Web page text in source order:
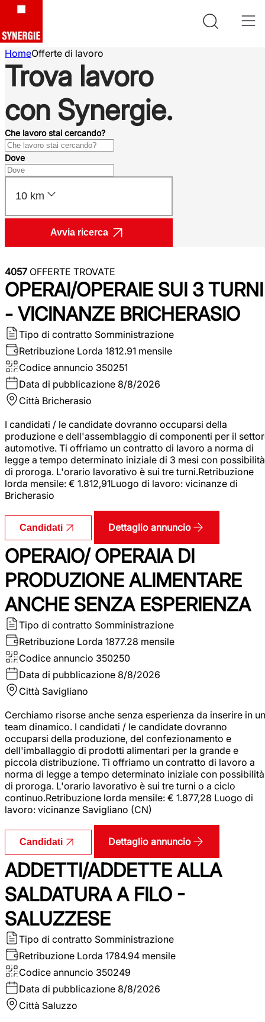
HomeOfferte di lavoro
Trova lavoro
con Synergie.
Che lavoro stai cercando?
Dove
10 km
Avvia ricerca
4057 OFFERTE TROVATE
OPERAI/OPERAIE SUI 3 TURNI
- VICINANZE BRICHERASIO
Tipo di contratto Somministrazione
Retribuzione Lorda 1812.91 mensile
Codice annuncio 350251
Data di pubblicazione 8/8/2026
Città Bricherasio
I candidati / le candidate dovranno occuparsi della
produzione e dell'assemblaggio di componenti per il
automotive. Ti offriamo un contratto di lavoro a norma di
legge a tempo determinato iniziale di 3 mesi con possibilità
di proroga. L'orario lavorativo è sui tre turni.Retribuzione
lorda mensile: € 1.812,91Luogo di lavoro: vicinanze di
Bricherasio
Candidati Dettaglio annuncio
OPERAIO/ OPERAIA DI
PRODUZIONE ALIMENTARE
ANCHE SENZA ESPERIENZA
Tipo di contratto Somministrazione
Retribuzione Lorda 1877.28 mensile
Codice annuncio 350250
Data di pubblicazione 8/8/2026
Città Savigliano
Cerchiamo risorse anche senza esperienza da inserire in un
team dinamico. I candidati / le candidate dovranno
occuparsi della produzione, del confezionamento e
dell'imballaggio di prodotti alimentari per la grande e
piccola distribuzione. Ti offriamo un contratto di lavoro a
norma di legge a tempo determinato iniziale con possibilità
di proroga. L'orario lavorativo è sui tre turni o a ciclo
continuo.Retribuzione lorda mensile: € 1.877,28 Luogo di
lavoro: vicinanze Savigliano (CN)
Candidati Dettaglio annuncio
ADDETTI/ADDETTE ALLA
SALDATURA A FILO -
SALUZZESE
Tipo di contratto Somministrazione
Retribuzione Lorda 1784.94 mensile
Codice annuncio 350249
Data di pubblicazione 8/8/2026
Città Saluzzo